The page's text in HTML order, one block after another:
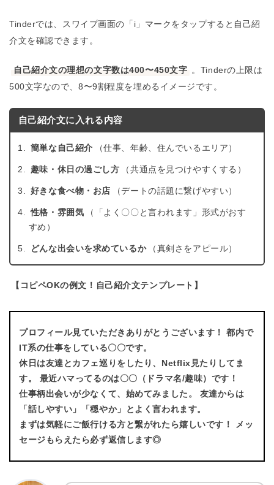
Tinderでは、スワイプ画面の「i」マークをタップすると自己紹
介文を確認できます。
自己紹介文の理想の文字数は400〜450文字 。Tinderの上限は
500文字なので、8〜9割程度を埋めるイメージです。
自己紹介文に入れる内容
簡単な自己紹介 （仕事、年齢、住んでいるエリア）
趣味・休日の過ごし方 （共通点を見つけやすくする）
好きな食べ物・お店 （デートの話題に繋げやすい）
性格・雰囲気
（「よく〇〇と言われます」形式がおす
すめ）
どんな出会いを求めているか （真剣さをアピール）
【コピペOKの例文！自己紹介文テンプレート】
プロフィール見ていただきありがとうございます！ 都内で
IT系の仕事をしている〇〇です。
休日は友達とカフェ巡りをしたり、Netflix見たりしてま
す。 最近ハマってるのは〇〇（ドラマ名/趣味）です！
仕事柄出会いが少なくて、始めてみました。 友達からは
「話しやすい」「穏やか」とよく言われます。
まずは気軽にご飯行ける方と繋がれたら嬉しいです！ メッ
セージもらえたら必ず返信します◎